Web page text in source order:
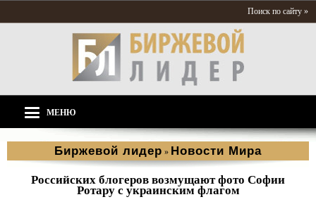
Поиск по сайту »
МЕНЮ
Биржевой лидер » Новости Мира
Российских блогеров возмущают фото Софии
Ротару с украинским флагом